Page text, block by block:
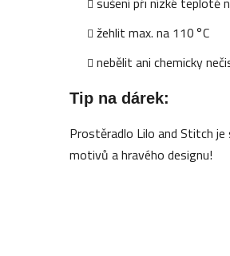
žehlit max. na 110 °C
nebělit ani chemicky
Tip na dárek:
Prostěradlo Lilo and Stitch
motivů a hravého designu!